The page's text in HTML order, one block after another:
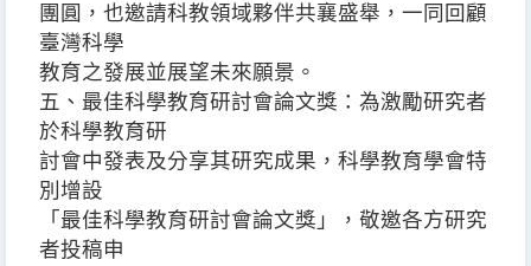
團圓，也邀請科教領域夥伴共襄盛舉，一同回顧
臺灣科學
教育之發展並展望未來願景。
五、最佳科學教育研討會論文獎：為激勵研究者
於科學教育研
討會中發表及分享其研究成果，科學教育學會特
別增設
「最佳科學教育研討會論文獎」，敬邀各方研究
者投稿申